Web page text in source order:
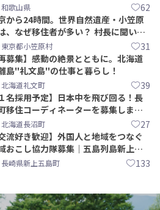
和歌山県 62
から24時間。世界自然遺産・小笠原
、なぜ移住者が多い？ 村長に聞いて
東京都小笠原村 31
再募集】感動の絶景とともに。北海道
島"礼文島"の仕事と暮らし！
北海道礼文町 39
１名採用予定】日本中を飛び回る！長
移住コーディネーターを募集しま
北海道長沼町 27
交流好き歓迎】外国人と地域をつなぐ
おこし協力隊募集｜五島列島新上五
長崎県新上五島町 133